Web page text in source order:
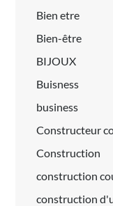
Bien etre
Bien-être
BIJOUX
Buisness
business
Constructeur
Construction
construction
construction